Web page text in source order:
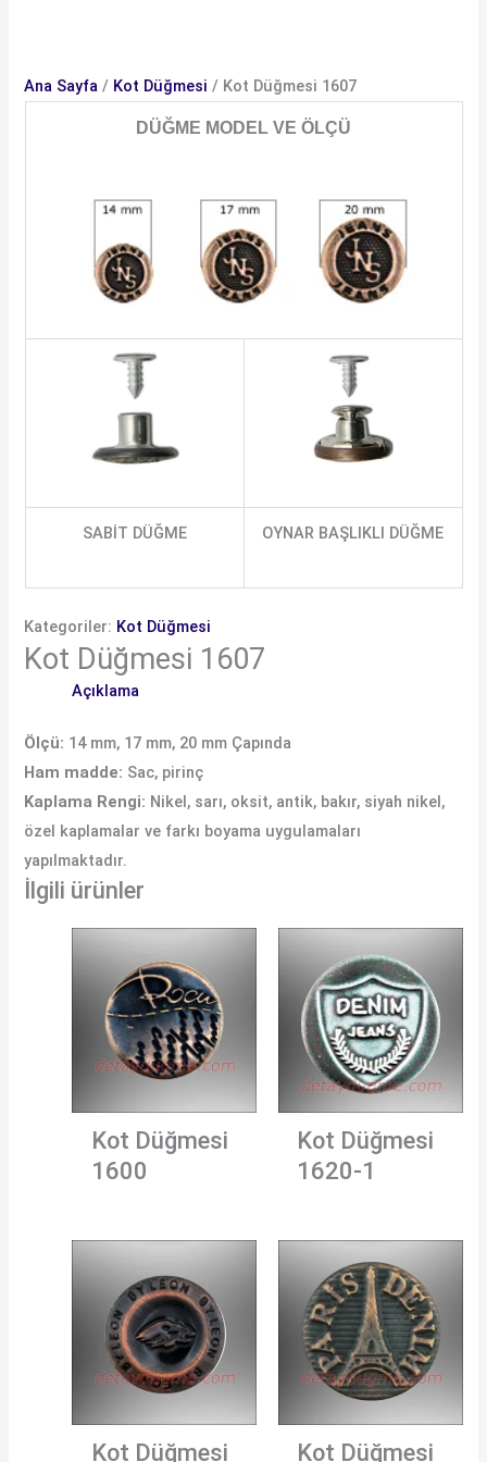
Ana Sayfa / Kot Düğmesi / Kot Düğmesi 1607
DÜĞME MODEL VE ÖLÇÜ
SABİT DÜĞME OYNAR BAŞLIKLI DÜĞME
Kategoriler: Kot Düğmesi
Kot Düğmesi 1607
Açıklama
Ölçü: 14 mm, 17 mm, 20 mm Çapında
Ham madde: Sac, pirinç
Kaplama Rengi: Nikel, sarı, oksit, antik, bakır, siyah nikel,
özel kaplamalar ve farkı boyama uygulamaları
yapılmaktadır.
İlgili ürünler
Kot Düğmesi
1600
Kot Düğmesi
1620-1
Kot Düğmesi Kot Düğmesi